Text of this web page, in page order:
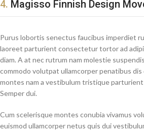
4. Magisso Finnish Design
Purus lobortis senectus faucibus imperdiet
laoreet parturient consectetur tortor ad
diam. A at nec rutrum nam molestie
commodo volutpat ullamcorper penatibus
montes nam a vestibulum tristique
Semper dui.
Cum scelerisque montes conubia vivamus
euismod ullamcorper netus quis dui